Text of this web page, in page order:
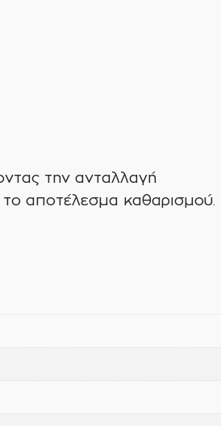
την ανταλλαγή
αποτέλεσμα καθαρισμού.